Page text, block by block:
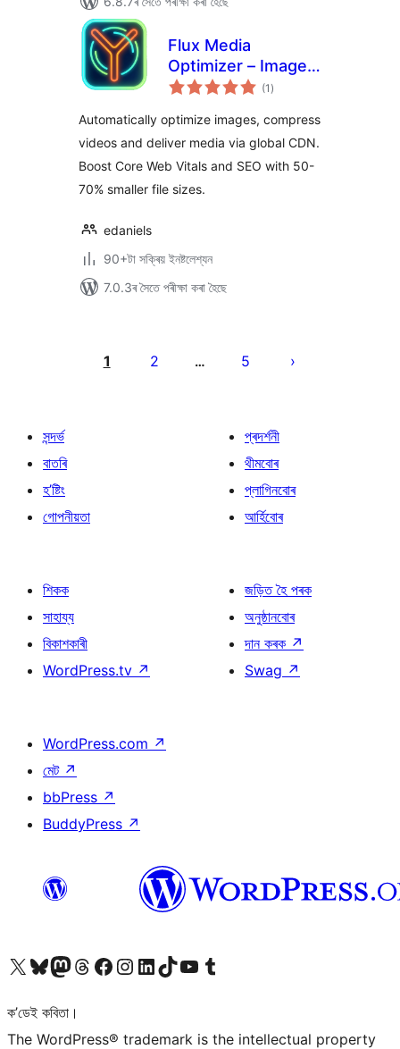
Flux Media
Optimizer – Image
& Video
Flux Plugins
(1 টা
মুঠ)
Automatically optimize images, compress
videos and deliver media via global CDN.
Boost Core Web Vitals and SEO with 50-
70% smaller file sizes.
edaniels
90+টা সক্ৰিয় ইনষ্টলেশ্যন
7.0.3ৰ সৈতে পৰীক্ষা কৰা হৈছে
পৃষ্ঠাকৰণ
1 2 … 5
সন্দৰ্ভ
বাতৰি
হ’ষ্টিং
গোপনীয়তা
প্ৰদৰ্শনী
থীমবোৰ
প্লাগিনবোৰ
আৰ্হিবোৰ
শিকক
সাহায্য
বিকাশকাৰী
WordPress.tv ↗
জড়িত হৈ পৰক
অনুষ্ঠানবোৰ
দান কৰক ↗
Swag ↗
WordPress.com ↗
মেট ↗
bbPress ↗
BuddyPress ↗
আমাৰ X (আগৰ Twitter) একাউণ্টলৈ যাওকআমাৰ Bluesky একাউণ্টলৈ যাওকআমাৰ Mastodon একাউণ্টলৈ যাওকআমাৰ Threads একাউণ্টলৈ যাওকআমাৰ Facebook পৃষ্ঠালৈ যাওকআমাৰ Instagram একাউণ্টলৈ যাওকআমাৰ LinkedIn একাউণ্টলৈ যাওকআমাৰ TikTok একাউণ্টলৈ যাওকআমাৰ YouTube চেনেললৈ যাওকআমাৰ Tumblr একাউণ্টলৈ যাওক
ক’ডেই কবিতা।
The WordPress® trademark is the intellectual property